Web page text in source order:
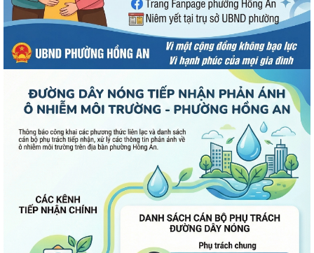
UBND phường Hồng An thông tin về Nghị quyết số 23/2026/NQ-HĐND
Bình dân học vụ số - nền tảng cho sự phát triển trong kỷ nguyên số
Thông báo về việc niêm yết công khai Phương án bồi thường, hỗ trợ dự
kiến đối với các hộ gia đình,...
QUAN ĐIỂM CỐT LÕI CỦA NGHỊ QUYẾT SỐ 80-NQ/TW NGÀY
07/01/2026 VỀ PHÁT TRIỂN VĂN HOÁ VIỆT NAM - XÂY...
PHƯỜNG HỒNG AN TỔ CHỨC SƠ KẾT ĐÁNH GIÁ TÌNH HÌNH TRIỂN KHAI
THỰC HIỆN MÔ HÌNH “TỔ DÂN PHỐ KHÔNG MA...